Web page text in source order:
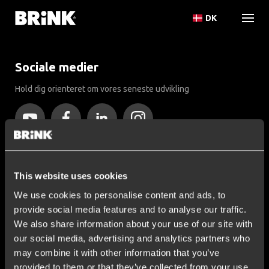
This website uses cookies
We use cookies to personalise content and ads, to
provide social media features and to analyse our traffic.
We also share information about your use of our site with
our social media, advertising and analytics partners who
may combine it with other information that you’ve
provided to them or that they’ve collected from your use
DK
Sociale medier
Hold dig orienteret om vores seneste udvikling
Mere end 120 års ekspertise
Siden 1903 er Brink vokset fra en lille smedje til verdensførende
inden for anhængertræk.
Opdag vores historie
Kundeservice